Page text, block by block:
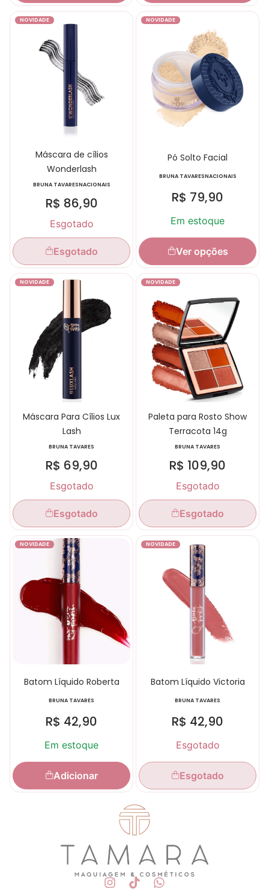
NOVIDADE
Máscara de cílios
Wonderlash
BRUNA TAVARESNACIONAIS
R$ 86,90
Esgotado
Esgotado
NOVIDADE
Pó Solto Facial
BRUNA TAVARESNACIONAIS
R$ 79,90
Em estoque
Ver opções
NOVIDADE
Máscara Para Cílios Lux
Lash
BRUNA TAVARES
R$ 69,90
Esgotado
Esgotado
NOVIDADE
Paleta para Rosto Show
Terracota 14g
BRUNA TAVARES
R$ 109,90
Esgotado
Esgotado
NOVIDADE
Batom Líquido Roberta
BRUNA TAVARES
R$ 42,90
Em estoque
Adicionar
NOVIDADE
Batom Líquido Victoria
BRUNA TAVARES
R$ 42,90
Esgotado
Esgotado